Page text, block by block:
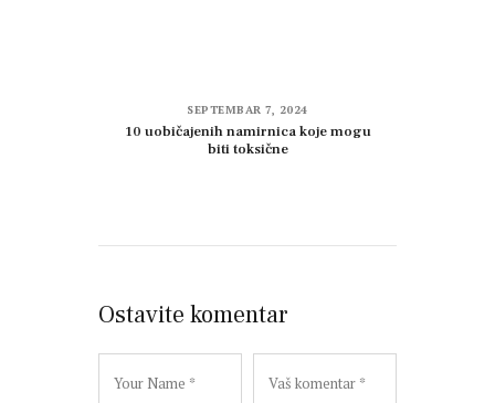
SEPTEMBAR 7, 2024
10 uobičajenih namirnica koje mogu
biti toksične
Ostavite komentar